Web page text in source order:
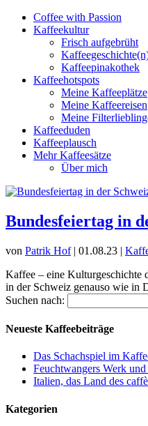
Coffee with Passion
Kaffeekultur
Frisch aufgebrüht
Kaffeepinakothek
Kaffeehotspots
Meine Kaffeeplätze
Meine Kaffeereisen
Meine
Kaffeeduden
Kaffeeplausch
Mehr Kaffeesätze
Über mich
Bundesfeiertag in
von Patrik Hof| 01.08.23 |
Kaffee – eine Kulturgeschichte
in der Schweiz genauso wie in
Suchen nach:
Neueste Kaffeebeiträge
Das Schachspiel im
Feuchtwangers Werk
Italien, das Land des caffè
Kategorien